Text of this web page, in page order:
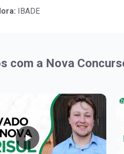
IBADE
com a Nova